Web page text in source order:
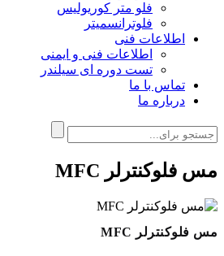
فلو متر کوریولیس
فلوترانسمیتر
اطلاعات فنی
اطلاعات فنی و ایمنی
تست دوره ای سیلندر
تماس با ما
درباره ما
مس فلوکنترلر MFC
مس فلوکنترلر MFC